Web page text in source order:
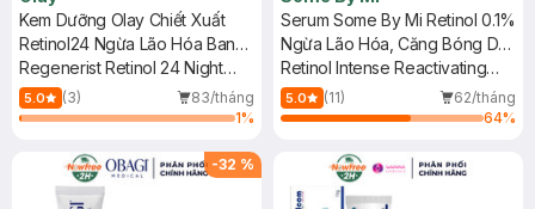
Kem Dưỡng Olay Chiết Xuất
Retinol24 Ngừa Lão Hóa Ban
Đêm 50g
Regenerist Retinol 24 Night
Moisturiser Fragrance-Free
5.0 (3)
83/tháng
1%
Serum Some By Mi Retinol 0.1%
Ngừa Lão Hóa, Căng Bóng Da
30ml
Retinol Intense Reactivating
Serum
5.0 (11)
62/tháng
64%
-32 %